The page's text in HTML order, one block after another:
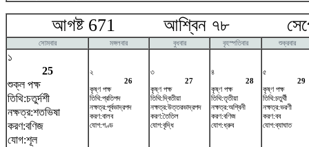
আগষ্ট 671 আশ্বিন ৭৮
সোমবার মঙ্গলবার বুধবার বৃহস্পতিবার শুক্রবার
১
25
শুক্ল পক্ষ
তিথি:চতুর্দশী
নক্ষত্র:শতভিষ‌া
করণ:বণিজ
যোগ:শূল
২
26
কৃষ্ণ পক্ষ
তিথি:প্রতিপদ
নক্ষত্র:পূর্বভাদ্রপদ
করণ:বালব
যোগ:গণ্ড
৩
27
কৃষ্ণ পক্ষ
তিথি:দ্বিতীয়া
নক্ষত্র:উত্তরভাদ্রপদ
করণ:তৈতিল
যোগ:বৃদ্ধি
৪
28
কৃষ্ণ পক্ষ
তিথি:তৃতীয়া
নক্ষত্র:অশ্বিনী
করণ:বণিজ
যোগ:ধ্রুব
৫
29
কৃষ্ণ পক্ষ
তিথি:চতুর্থী
নক্ষত্র:ভরণী
করণ:বব
যোগ:ব্যাঘাত